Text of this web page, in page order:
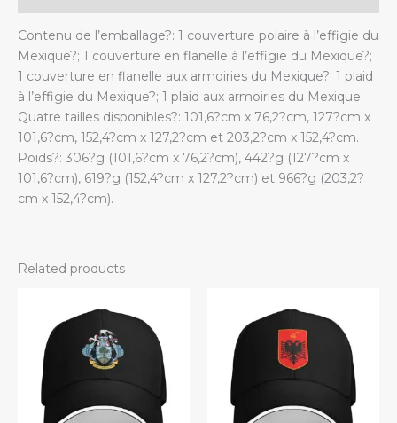
Contenu de l’emballage?: 1 couverture polaire à l’effigie du
Mexique?; 1 couverture en flanelle à l’effigie du Mexique?;
1 couverture en flanelle aux armoiries du Mexique?; 1 plaid
à l’effigie du Mexique?; 1 plaid aux armoiries du Mexique.
Quatre tailles disponibles?: 101,6?cm x 76,2?cm, 127?cm x
101,6?cm, 152,4?cm x 127,2?cm et 203,2?cm x 152,4?cm.
Poids?: 306?g (101,6?cm x 76,2?cm), 442?g (127?cm x
101,6?cm), 619?g (152,4?cm x 127,2?cm) et 966?g (203,2?
cm x 152,4?cm).
Related products